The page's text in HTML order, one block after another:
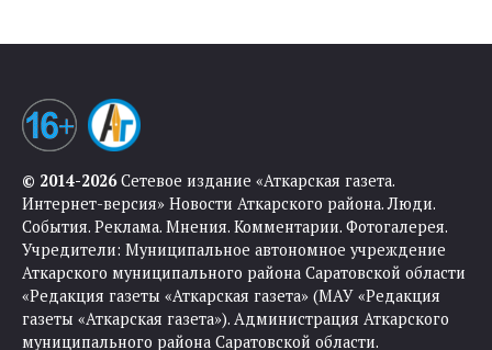
© 2014-2026Сетевое издание «Аткарская газета.
Интернет-версия» Новости Аткарского района. Люди.
События. Реклама. Мнения. Комментарии. Фотогалерея.
Учредители: Муниципальное автономное учреждение
Аткарского муниципального района Саратовской области
«Редакция газеты «Аткарская газета» (МАУ «Редакция
газеты «Аткарская газета»). Администрация Аткарского
муниципального района Саратовской области.